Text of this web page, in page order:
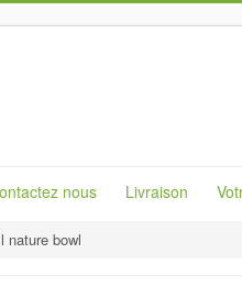
nous Livraison
nature bowl